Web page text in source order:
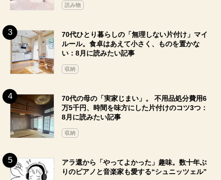
読み物
70代ひとり暮らしの「無理しない片付け」マイ
ルール。食卓はあえて小さく、ものを置かな
い：8月に読みたい記事
収納
70代の母の「実家じまい」。 不用品処分費用6
万5千円、時間を味方にした片付けのコツ3つ：
8月に読みたい記事
収納
アラ還から「やってよかった」趣味。数十年ぶ
りのピアノと音楽家も愛する“シュニッツェル”